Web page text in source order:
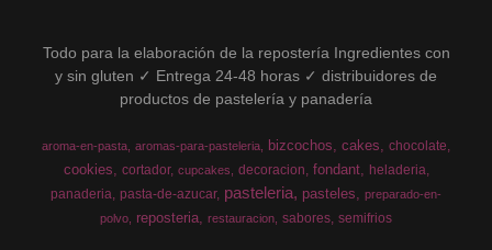
Todo para la elaboración de la repostería Ingredientes con
y sin gluten ✓ Entrega 24-48 horas ✓ distribuidores de
productos de pastelería y panadería
aroma-en-pasta aromas-para-pasteleria bizcochos cakes chocolate
cookies cortador cupcakes decoracion fondant
heladeria
panaderia pasta-de-azucar pasteleria pasteles
preparado-en-
polvo
reposteria restauracion sabores semifrios